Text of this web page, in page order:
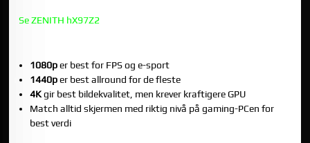
Se ZENITH hX97Z2
1080per best for FPS og e-sport
1440per best allround for de fleste
4Kgir best bildekvalitet, men krever kraftigere GPU
Match alltid skjermen med riktig nivå på gaming-PCen for
best verdi